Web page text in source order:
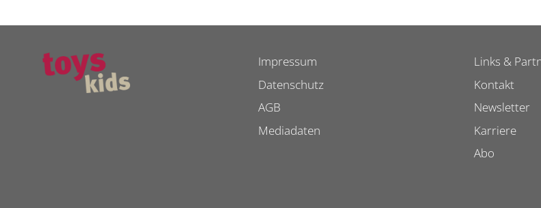
Impressum
Datenschutz
AGB
Mediadaten
Links &
Kontakt
Newsletter
Karriere
Abo